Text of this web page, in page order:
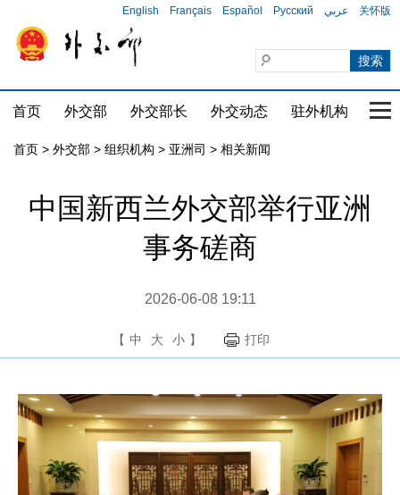
English Français Español Русский عربي 关怀版
首页 外交部 外交部长 外交动态 驻外机构 国
首页 > 外交部 > 组织机构 > 亚洲司 > 相关新闻
中国新西兰外交部举行亚洲
事务磋商
2026-06-08 19:11
【 中 大 小 】 打印